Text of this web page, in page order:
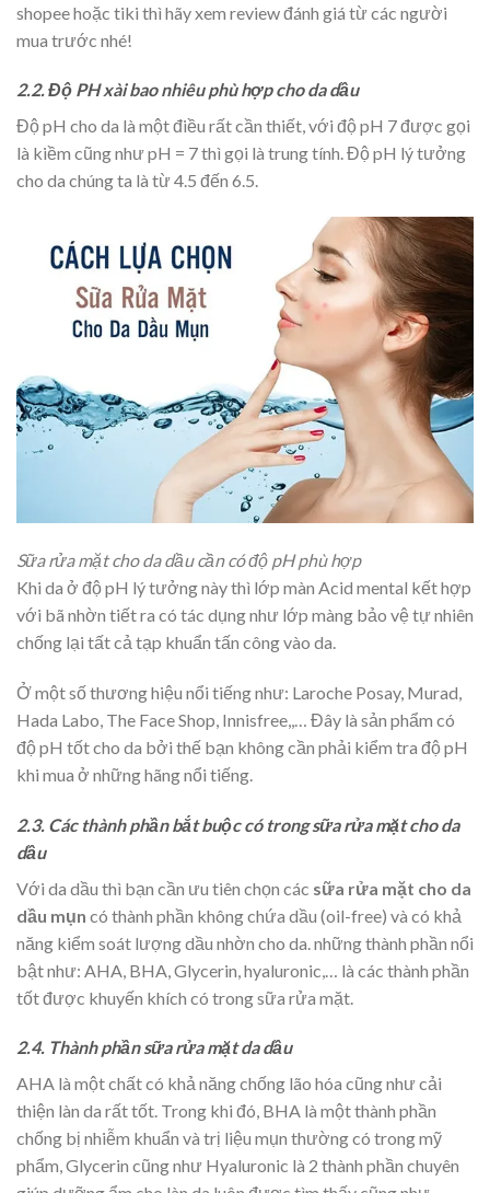
shopee hoặc tiki thì hãy xem review đánh giá từ các người
mua trước nhé!
2.2. Độ PH xài bao nhiêu phù hợp cho da dầu
Độ pH cho da là một điều rất cần thiết, với độ pH 7 được gọi
là kiềm cũng như pH = 7 thì gọi là trung tính. Độ pH lý tưởng
cho da chúng ta là từ 4.5 đến 6.5.
Sữa rửa mặt cho da dầu cần có độ pH phù hợp
Khi da ở độ pH lý tưởng này thì lớp màn Acid mental kết hợp
với bã nhờn tiết ra có tác dụng như lớp màng bảo vệ tự nhiên
chống lại tất cả tạp khuẩn tấn công vào da.
Ở một số thương hiệu nổi tiếng như: Laroche Posay, Murad,
Hada Labo, The Face Shop, Innisfree,,… Đây là sản phẩm có
độ pH tốt cho da bởi thế bạn không cần phải kiểm tra độ pH
khi mua ở những hãng nổi tiếng.
2.3. Các thành phần bắt buộc có trong sữa rửa mặt cho da
dầu
Với da dầu thì bạn cần ưu tiên chọn các sữa rửa mặt cho da
dầu mụn có thành phần không chứa dầu (oil-free) và có khả
năng kiểm soát lượng dầu nhờn cho da. những thành phần nổi
bật như: AHA, BHA, Glycerin, hyaluronic,… là các thành phần
tốt được khuyến khích có trong sữa rửa mặt.
2.4. Thành phần sữa rửa mặt da dầu
AHA là một chất có khả năng chống lão hóa cũng như cải
thiện làn da rất tốt. Trong khi đó, BHA là một thành phần
chống bị nhiễm khuẩn và trị liệu mụn thường có trong mỹ
phẩm, Glycerin cũng như Hyaluronic là 2 thành phần chuyên